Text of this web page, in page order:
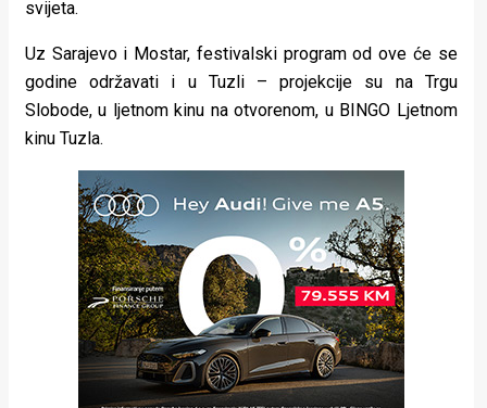
Magazin
svijeta.
Uz Sarajevo i Mostar, festivalski program od ove će se
godine održavati i u Tuzli – projekcije su na Trgu
Slobode, u ljetnom kinu na otvorenom, u BINGO Ljetnom
kinu Tuzla.